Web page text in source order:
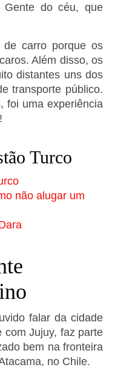
Gente do céu, que
de carro porque os
Além disso, os
distantes uns dos
transporte público.
foi uma experiência
Turco
não alugar um
falar da cidade
com Jujuy, faz parte
bem na fronteira
no Chile.